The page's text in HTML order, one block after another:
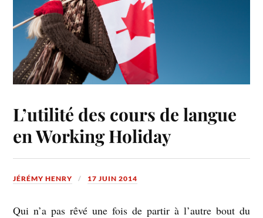
L’utilité des cours de langue
en Working Holiday
JÉRÉMY HENRY 17 JUIN 2014
Qui n’a pas rêvé une fois de partir à l’autre bout du